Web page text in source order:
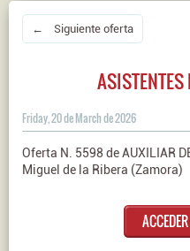
← Siguiente oferta
Friday, 20 de March de 2026
Oferta N. 5598 de AUXILIAR
Miguel de la Ribera (Zamora)